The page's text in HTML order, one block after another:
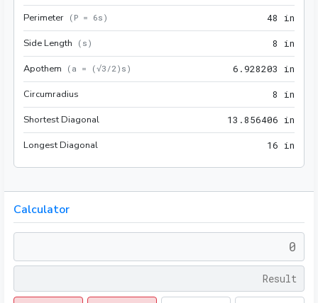
Perimeter ( P = 6s ) 48 in
Side Length ( s ) 8 in
Apothem ( a = (√3/2)s ) 6 .928203 in
Circumradius 8 in
Shortest Diagonal 13 .856406 in
Longest Diagonal 16 in
Calculator